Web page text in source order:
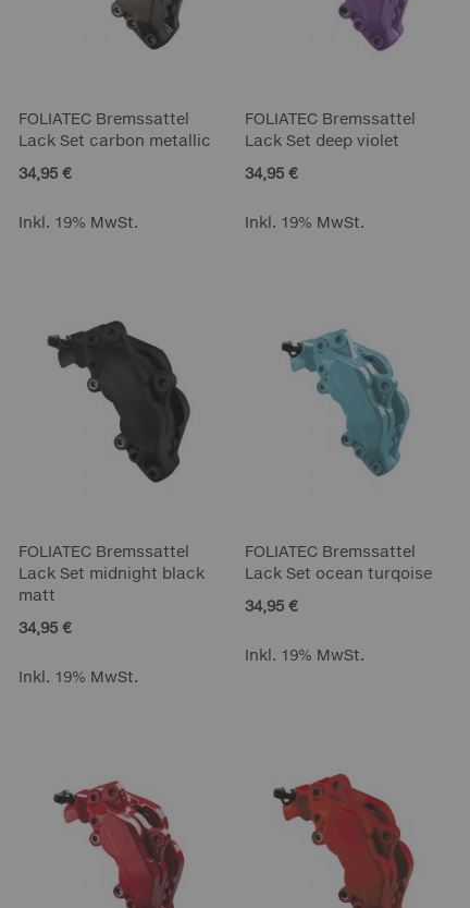
FOLIATEC Bremssattel
Lack Set carbon metallic
34,95 €
Inkl. 19% MwSt.
FOLIATEC Bremssattel
Lack Set deep violet
34,95 €
Inkl. 19% MwSt.
FOLIATEC Bremssattel
Lack Set midnight black
matt
34,95 €
Inkl. 19% MwSt.
FOLIATEC Bremssattel
Lack Set ocean turqoise
34,95 €
Inkl. 19% MwSt.